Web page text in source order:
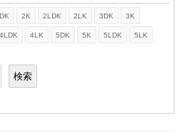
2K 2LDK 2LK 3DK 3K
4LDK 4LK 5DK 5K 5LDK 5LK
検索